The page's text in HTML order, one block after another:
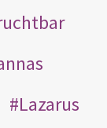
Lazarus